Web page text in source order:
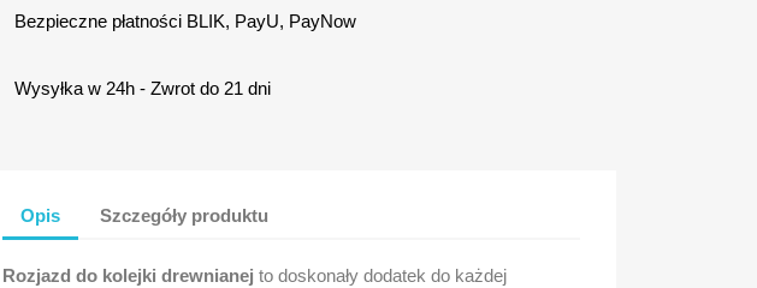
Bezpieczne płatności BLIK, PayU, PayNow
Wysyłka w 24h - Zwrot do 21 dni
Opis Szczegóły produktu
Rozjazd do kolejki drewnianej to doskonały dodatek do każdej